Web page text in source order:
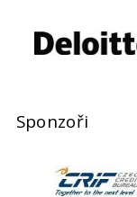
Sponzoři